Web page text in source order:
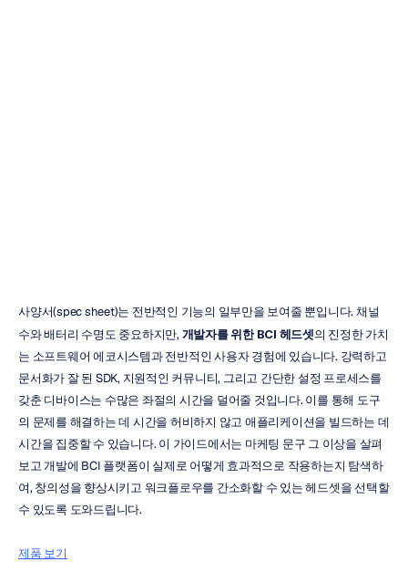
사양서(spec sheet)는 전반적인 기능의 일부만을 보여줄 뿐입니다. 채널
수와 배터리 수명도 중요하지만, 개발자를 위한 BCI 헤드셋의 진정한 가치
는 소프트웨어 에코시스템과 전반적인 사용자 경험에 있습니다. 강력하고
문서화가 잘 된 SDK, 지원적인 커뮤니티, 그리고 간단한 설정 프로세스를
갖춘 디바이스는 수많은 좌절의 시간을 덜어줄 것입니다. 이를 통해 도구
의 문제를 해결하는 데 시간을 허비하지 않고 애플리케이션을 빌드하는 데
시간을 집중할 수 있습니다. 이 가이드에서는 마케팅 문구 그 이상을 살펴
보고 개발에 BCI 플랫폼이 실제로 어떻게 효과적으로 작용하는지 탐색하
여, 창의성을 향상시키고 워크플로우를 간소화할 수 있는 헤드셋을 선택할
수 있도록 도와드립니다.
제품 보기